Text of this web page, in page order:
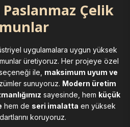
Çelik
uygulamalara uygun yüksek
üretiyoruz. Her projeye özel
ile, maksimum uyum ve
sunuyoruz. Modern üretim
sayesinde, hem küçük
hem de seri imalatta en yüksek
koruyoruz.